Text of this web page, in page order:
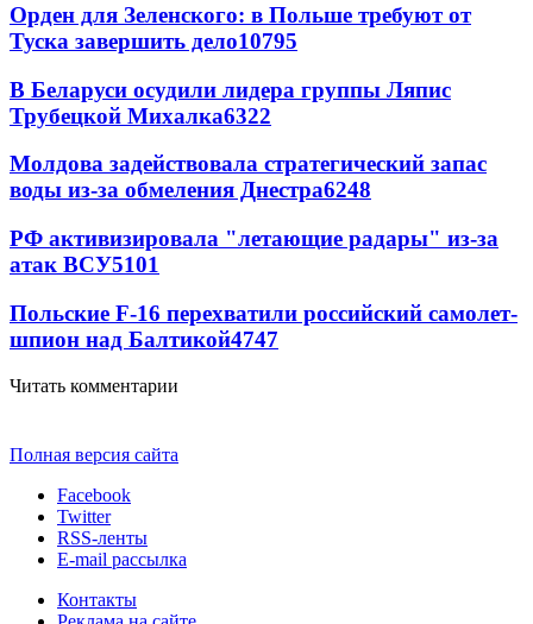
Орден для Зеленского: в Польше требуют от
Туска завершить дело10795
В Беларуси осудили лидера группы Ляпис
Трубецкой Михалка6322
Молдова задействовала стратегический запас
воды из-за обмеления Днестра6248
РФ активизировала "летающие радары" из-за
атак ВСУ5101
Польские F-16 перехватили российский самолет-
шпион над Балтикой4747
Читать комментарии
Полная версия сайта
Facebook
Twitter
RSS-ленты
E-mail рассылка
Контакты